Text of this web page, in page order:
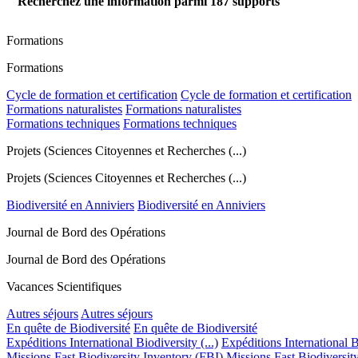
Formations
Formations
Cycle de formation et certification Cycle de formation et certification
Formations naturalistes Formations naturalistes
Formations techniques Formations techniques
Projets (Sciences Citoyennes et Recherches (...)
Projets (Sciences Citoyennes et Recherches (...)
Biodiversité en Anniviers Biodiversité en Anniviers
Journal de Bord des Opérations
Journal de Bord des Opérations
Vacances Scientifiques
Autres séjours Autres séjours
En quête de Biodiversité En quête de Biodiversité
Expéditions International Biodiversity (...) Expéditions International